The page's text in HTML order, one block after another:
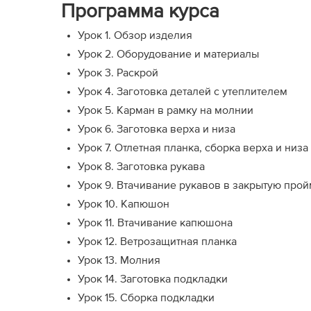
Программа курса
Урок 1. Обзор изделия
Урок 2. Оборудование и материалы
Урок 3. Раскрой
Урок 4. Заготовка деталей с утеплителем
Урок 5. Карман в рамку на молнии
Урок 6. Заготовка верха и низа
Урок 7. Отлетная планка, сборка верха и низа
Урок 8. Заготовка рукава
Урок 9. Втачивание рукавов в закрытую
Урок 10. Капюшон
Урок 11. Втачивание капюшона
Урок 12. Ветрозащитная планка
Урок 13. Молния
Урок 14. Заготовка подкладки
Урок 15. Сборка подкладки